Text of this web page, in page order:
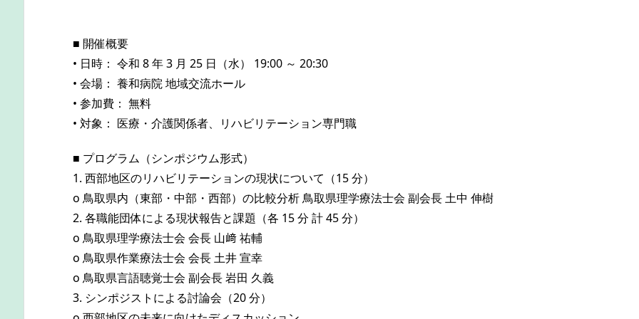
■ 開催概要
• 日時： 令和 8 年 3 月 25 日（水） 19:00 ～ 20:30
• 会場： 養和病院 地域交流ホール
• 参加費： 無料
• 対象： 医療・介護関係者、リハビリテーション専門職
■ プログラム（シンポジウム形式）
1. 西部地区のリハビリテーションの現状について（15 分）
o 鳥取県内（東部・中部・西部）の比較分析 鳥取県理学療法士会 副会長 土中 伸樹
2. 各職能団体による現状報告と課題（各 15 分 計 45 分）
o 鳥取県理学療法士会 会長 山﨑 祐輔
o 鳥取県作業療法士会 会長 土井 宣幸
o 鳥取県言語聴覚士会 副会長 岩田 久義
3. シンポジストによる討論会（20 分）